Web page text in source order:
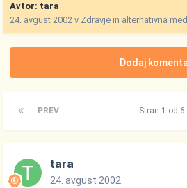
Avtor: tara
24. avgust 2002 v Zdravje in alternativna
Dodaj
PREV Stran 1 od 6
tara
24. avgust 2002